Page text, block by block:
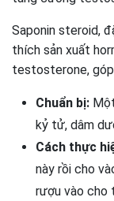
Saponin steroid,
thích sản xuất
testosterone,
Chuẩn bị:
kỷ tử, dâm
Cách thực
này rồi cho
rượu vào cho